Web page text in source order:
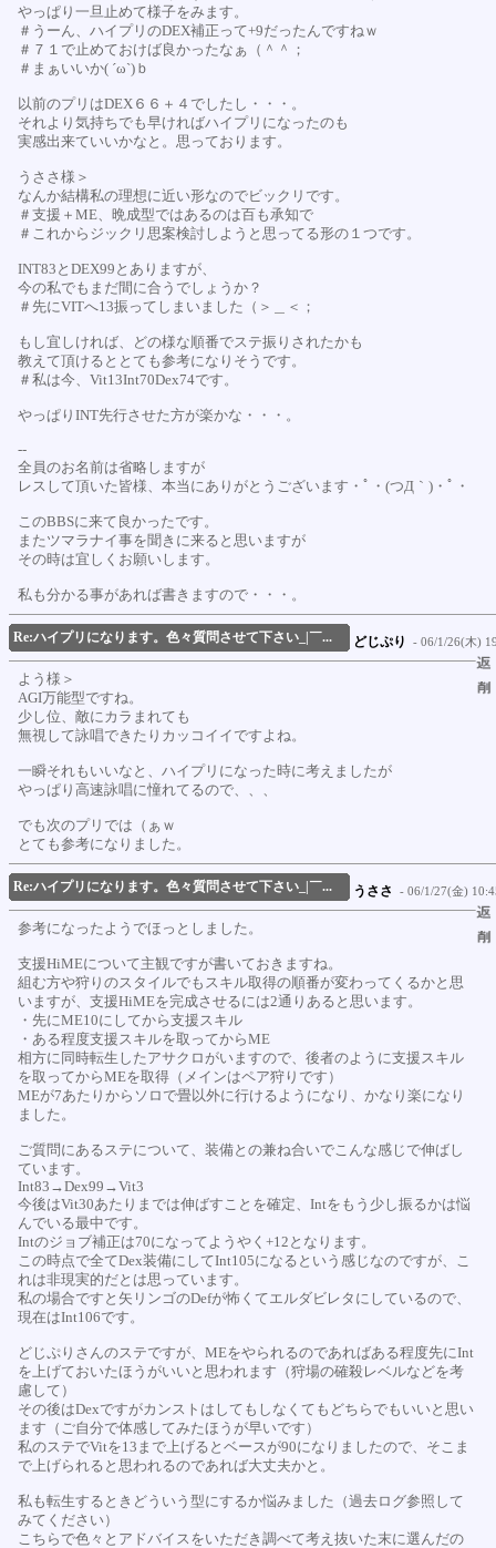
やっぱり一旦止めて様子をみます。
＃うーん、ハイプリのDEX補正って+9だったんですねｗ
＃７１で止めておけば良かったなぁ（＾＾；
＃まぁいいか( ´ω`)ｂ
以前のプリはDEX６６＋４でしたし・・・。
それより気持ちでも早ければハイプリになったのも
実感出来ていいかなと。思っております。
うささ様＞
なんか結構私の理想に近い形なのでビックリです。
＃支援＋ME、晩成型ではあるのは百も承知で
＃これからジックリ思案検討しようと思ってる形の１つです。
INT83とDEX99とありますが、
今の私でもまだ間に合うでしょうか？
＃先にVITへ13振ってしまいました（＞＿＜；
もし宜しければ、どの様な順番でステ振りされたかも
教えて頂けるととても参考になりそうです。
＃私は今、Vit13Int70Dex74です。
やっぱりINT先行させた方が楽かな・・・。
--
全員のお名前は省略しますが
レスして頂いた皆様、本当にありがとうございます・ﾟ・(つД｀)・ﾟ・
このBBSに来て良かったです。
またツマラナイ事を聞きに来ると思いますが
その時は宜しくお願いします。
私も分かる事があれば書きますので・・・。
Re:ハイプリになります。色々質問させて下さい_|￣... どじぷり - 06/1/26(木)
よう様＞
AGI万能型ですね。
少し位、敵にカラまれても
無視して詠唱できたりカッコイイですよね。
一瞬それもいいなと、ハイプリになった時に考えましたが
やっぱり高速詠唱に憧れてるので、、、
でも次のプリでは（ぁｗ
とても参考になりました。
Re:ハイプリになります。色々質問させて下さい_|￣... うささ - 06/1/27(金)
参考になったようでほっとしました。
支援HiMEについて主観ですが書いておきますね。
組む方や狩りのスタイルでもスキル取得の順番が変わってくるかと思
いますが、支援HiMEを完成させるには2通りあると思います。
・先にME10にしてから支援スキル
・ある程度支援スキルを取ってからME
相方に同時転生したアサクロがいますので、後者のように支援スキル
を取ってからMEを取得（メインはペア狩りです）
MEが7あたりからソロで畳以外に行けるようになり、かなり楽になり
ました。
ご質問にあるステについて、装備との兼ね合いでこんな感じで伸ばし
ています。
Int83→Dex99→Vit3
今後はVit30あたりまでは伸ばすことを確定、Intをもう少し振るかは悩
んでいる最中です。
Intのジョブ補正は70になってようやく+12となります。
この時点で全てDex装備にしてInt105になるという感じなのですが、こ
れは非現実的だとは思っています。
私の場合ですと矢リンゴのDefが怖くてエルダビレタにしているので、
現在はInt106です。
どじぷりさんのステですが、MEをやられるのであればある程度先にInt
を上げておいたほうがいいと思われます（狩場の確殺レベルなどを考
慮して）
その後はDexですがカンストはしてもしなくてもどちらでもいいと思い
ます（ご自分で体感してみたほうが早いです）
私のステでVitを13まで上げるとベースが90になりましたので、そこま
で上げられると思われるのであれば大丈夫かと。
私も転生するときどういう型にするか悩みました（過去ログ参照して
みてください）
こちらで色々とアドバイスをいただき調べて考え抜いた末に選んだの